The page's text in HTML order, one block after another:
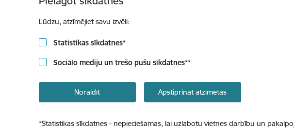
Lūdzu, atzīmējiet savu izvēli:
Statistikas sīkdatnes*
Sociālo mediju un trešo pušu sīkdatnes**
Noraidīt Apstiprināt atzīmētās
*Statistikas sīkdatnes - nepieciešamas, lai uzlabotu vietnes darbību un